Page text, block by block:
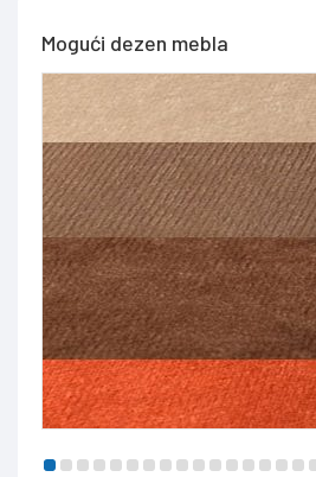
Mogući dezen mebla